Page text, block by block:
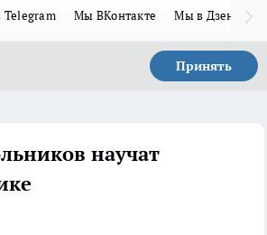
Мы ВКонтакте Мы в Дзене
Принять
научат